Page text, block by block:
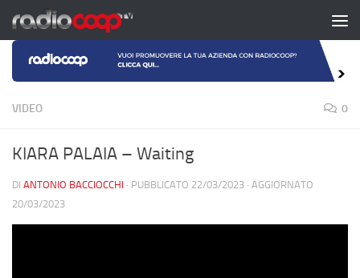
Salta al contenuto
VIDEO 0
KIARA PALAIA – Waiting
DI ANTONIO BACCIOCCHI · PUBBLICATO 22/03/2023 · AGGIORNATO
20/03/2023